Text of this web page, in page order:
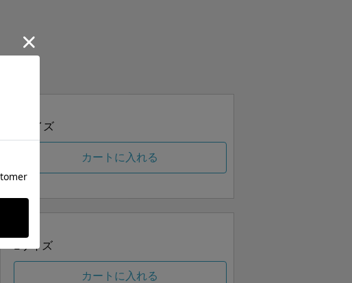
Sサイズ
カートに入れる
Lサイズ
カートに入れる